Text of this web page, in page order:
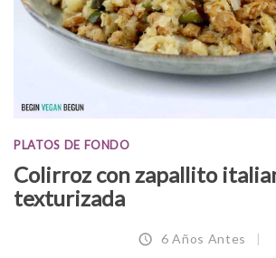
PLATOS DE FONDO
Colirroz con zapallito
texturizada
6 Años Antes